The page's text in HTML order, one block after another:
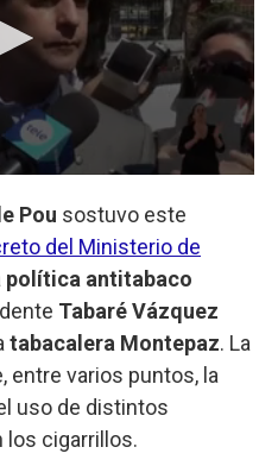
Pou sostuvo este
del Ministerio de
política antitabaco
Tabaré Vázquez
tabacalera Montepaz. La
entre varios puntos, la
uso de distintos
cigarrillos.